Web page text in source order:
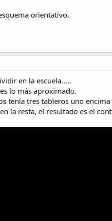
orientativo.
en la escuela.....
lo más aproximado.
tenía tres tableros uno
la resta, el resultado es el